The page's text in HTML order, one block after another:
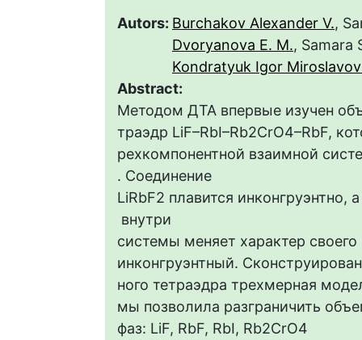
Autors: Burchakov Alexander V.,
Dvoryanova Е. М., Samara
Kondratyuk Igor
Abstract:
Методом ДТА впервые изучен
траэдр LiF–RbI–Rb2CrO4–RbF,
рехкомпонентной взаимной
. Соединение
LiRbF2 плавится инконгруэнтно,
внутри
системы меняет характер своего
инконгруэнтный.
ного тетраэдра трехмерная
мы позволила разграничить
фаз: LiF, RbF, RbI, Rb2CrO4